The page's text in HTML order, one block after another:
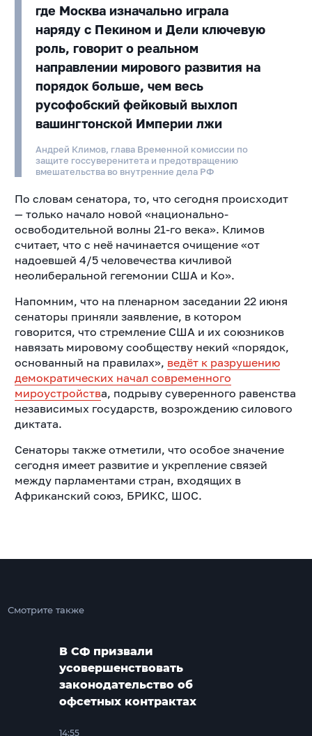
где Москва изначально играла
наряду с Пекином и Дели ключевую
роль, говорит о реальном
направлении мирового развития на
порядок больше, чем весь
русофобский фейковый выхлоп
вашингтонской Империи лжи
Андрей Климов, глава Временной комиссии по
защите госсуверенитета и предотвращению
вмешательства во внутренние дела РФ
По словам сенатора, то, что сегодня происходит
— только начало новой «национально-
освободительной волны 21-го века». Климов
считает, что с неё начинается очищение «от
надоевшей 4/5 человечества кичливой
неолиберальной гегемонии США и Ко».
Напомним, что на пленарном заседании 22 июня
сенаторы приняли заявление, в котором
говорится, что стремление США и их союзников
навязать мировому сообществу некий «порядок,
основанный на правилах», ведёт к разрушению
демократических начал современного
мироустройства, подрыву суверенного равенства
независимых государств, возрождению силового
диктата.
Сенаторы также отметили, что особое значение
сегодня имеет развитие и укрепление связей
между парламентами стран, входящих в
Африканский союз, БРИКС, ШОС.
Смотрите также
В СФ призвали
усовершенствовать
законодательство об
офсетных контрактах
14:55